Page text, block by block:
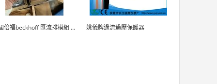
德國倍福beckhoff 匯流排模組 EL7037 姚儀牌過流過壓保護器